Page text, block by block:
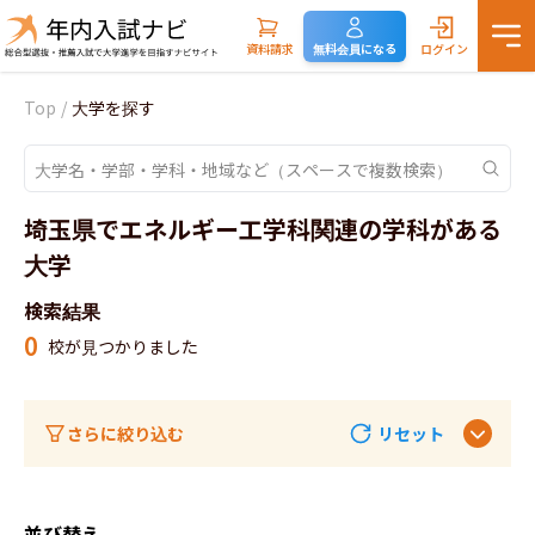
資料請求 無料会員になる ログイン
Top / 大学を探す
埼玉県でエネルギー工学科関連の学科がある
大学
検索結果
0 校が見つかりました
さらに絞り込む リセット